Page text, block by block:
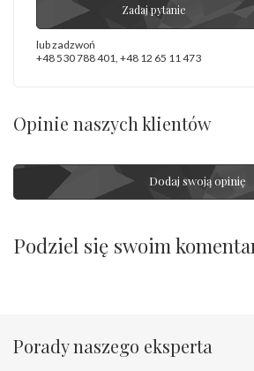
Zadaj pytanie
lub zadzwoń
+48 530 788 401 +48 12 65 11 473
Opinie naszych klientów
Dodaj swoją opinię
Podziel się swoim
Porady naszego eksperta